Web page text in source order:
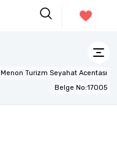
Menon Turizm Seyahat Acentası
Belge No:17005